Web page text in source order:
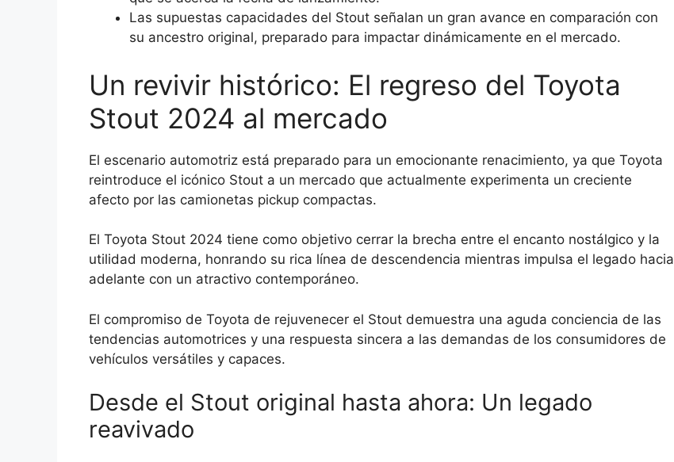
Las supuestas capacidades del Stout señalan un gran avance en comparación con
su ancestro original, preparado para impactar dinámicamente en el mercado.
Un revivir histórico: El regreso del Toyota
Stout 2024 al mercado
El escenario automotriz está preparado para un emocionante renacimiento, ya que Toyota
reintroduce el icónico Stout a un mercado que actualmente experimenta un creciente
afecto por las camionetas pickup compactas.
El Toyota Stout 2024 tiene como objetivo cerrar la brecha entre el encanto nostálgico y la
utilidad moderna, honrando su rica línea de descendencia mientras impulsa el legado hacia
adelante con un atractivo contemporáneo.
El compromiso de Toyota de rejuvenecer el Stout demuestra una aguda conciencia de las
tendencias automotrices y una respuesta sincera a las demandas de los consumidores de
vehículos versátiles y capaces.
Desde el Stout original hasta ahora: Un legado
reavivado